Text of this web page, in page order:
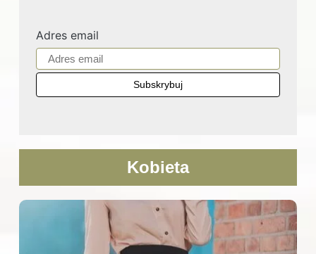
Adres email
Kobieta